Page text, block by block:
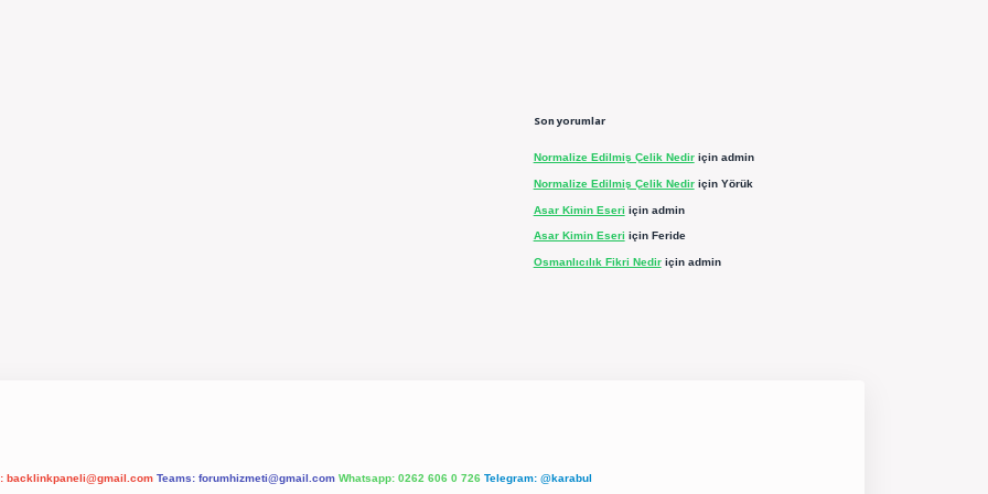
Son yorumlar
Normalize Edilmiş Çelik Nediriçin admin
Normalize Edilmiş Çelik Nediriçin Yörük
Asar Kimin Eseri için admin
Asar Kimin Eseri için Feride
Osmanlıcılık Fikri Nediriçin admin
backlinkpaneli@gmail.com Teams: forumhizmeti@gmail.com Whatsapp: 0262 606 0 726 Telegram: @karabul